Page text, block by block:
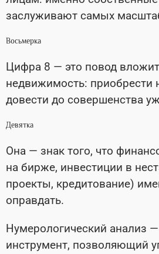
заслуживают самых
Восьмерка
Цифра 8 — это повод
недвижимость: приобрести
довести до совершенства
Девятка
Она — знак того, что
на бирже, инвестиции в
проекты, кредитование)
оправдать.
Нумерологический анализ
инструмент, позволяющий